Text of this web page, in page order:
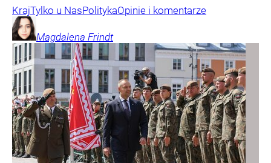
KrajTylko u NasPolitykaOpinie i komentarze
Magdalena Frindt